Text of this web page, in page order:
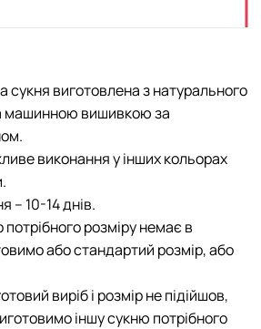
сукня виготовлена з натурального
машинною вишивкою за
виконання у інших кольорах
– 10-14 днів.
розміру немає в
або стандартий розмір, або
виріб і розмір не підійшов,
іншу cукню потрібного